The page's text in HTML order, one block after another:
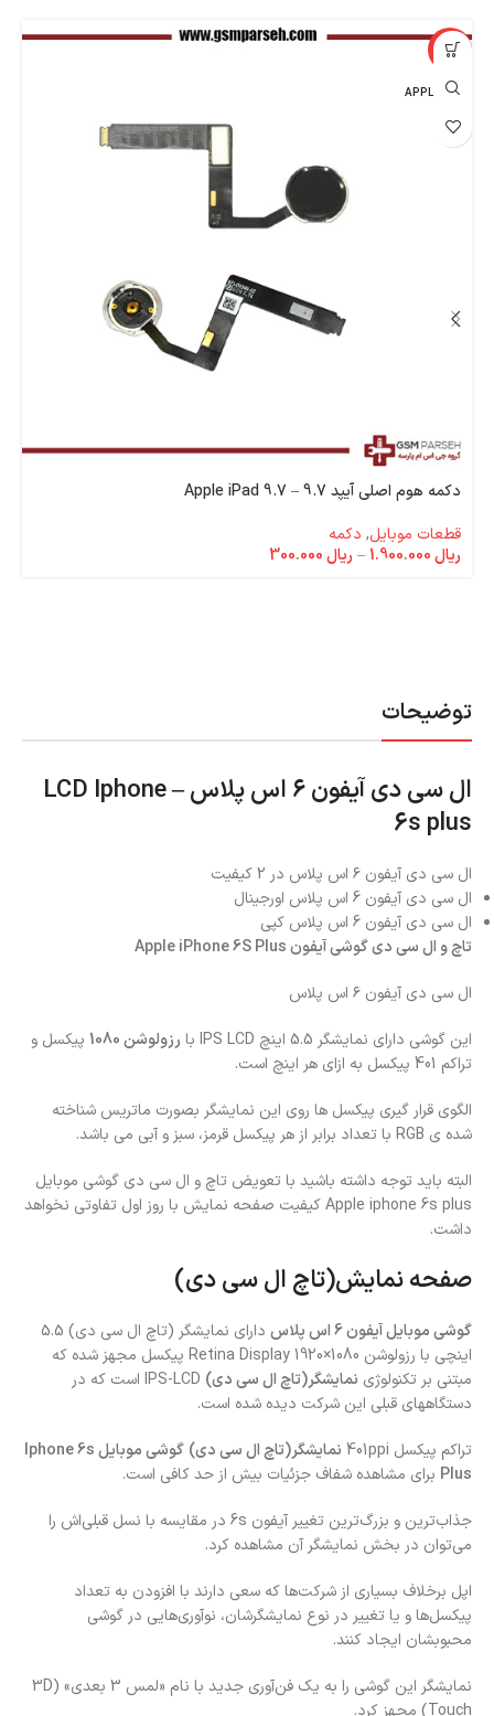
توضیحات
ال سی دی آیفون ۶ اس پلاس – LCD Iphone
6s plus
ال سی دی آیفون ۶ اس پلاس در 2 کیفیت
ال سی دی آیفون 6 اس پلاس اورجینال
ال سی دی آیفون 6 اس پلاس کپی
تاچ و ال سی دی گوشی آیفون Apple iPhone 6S Plus
ال سی دی آیفون ۶ اس پلاس
این گوشی دارای نمایشگر 5.5 اینچ IPS LCD با
رزولوشن 1080
پیکسل و
تراکم 401 پیکسل به ازای هر اینچ است.
الگوی قرار گیری پیکسل ها روی این نمایشگر بصورت ماتریس شناخته
شده ی RGB با تعداد برابر از هر پیکسل قرمز، سبز و آبی می باشد.
البته باید توجه داشته باشید با تعویض تاچ و ال سی دی گوشی موبایل
Apple iphone 6s plus کیفیت صفحه نمایش با روز اول تفاوتی نخواهد
داشت.
صفحه نمایش(تاچ ال سی دی)
گوشی موبایل آیفون 6 اس پلاس
دارای نمایشگر (تاچ ال سی دی) 5.5
اینچی با رزولوشن 1080×1920 Retina Display پیکسل مجهز شده که
مبتنی بر تکنولوژی نمایشگر(تاچ ال سی دی)
IPS-LCD است که در
دستگاههای قبلی این شرکت دیده شده است.
تراکم پیکسل 401ppi
نمایشگر(تاچ ال سی دی)
گوشی موبایل Iphone 6s
Plus برای مشاهده شفاف جزئیات بیش از حد کافی است.
جذاب‌ترین و بزرگ‌ترین تغییر آیفون 6s در مقایسه با نسل قبلی‌اش را
می‌توان در بخش نمایشگر آن مشاهده کرد.
اپل برخلاف بسیاری از شرکت‌ها که سعی دارند با افزودن به تعداد
پیکسل‌ها و یا تغییر در نوع نمایشگرشان، نو‌آوری‌هایی در گوشی
محبوبشان ایجاد کنند.
نمایشگر این گوشی را به یک فن‌آوری جدید با نام «لمس 3 بعدی» (3D
Touch) مجهز کرد.
-54%
اپل - APPLE
دکمه هوم اصلی آیپد 9.7 – Apple iPad 9.7
قطعات موبایل, دکمه
ریال
– ریال